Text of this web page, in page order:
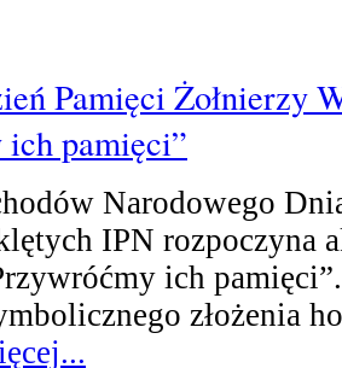
Pamięci Żołnierzy
pamięci”
Narodowego
IPN rozpoczyna
ich
złożenia